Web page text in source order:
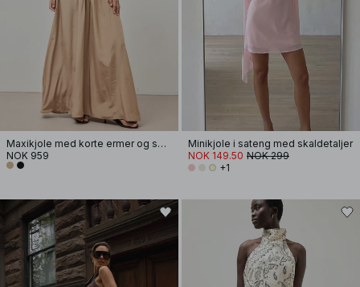
Maxikjole med korte ermer og smock i livet
NOK 959
Minikjole i sateng med skaldetaljer
NOK 149.50 NOK 299
+1